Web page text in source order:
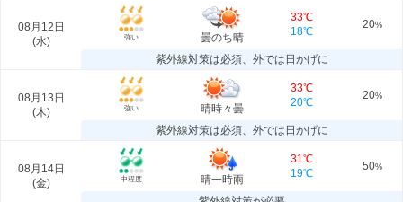
08月12日
(水) 強い 曇のち晴
33℃
18℃
20%
紫外線対策は必須、外では日かげに
08月13日
(木) 強い 晴時々曇
33℃
20℃
20%
紫外線対策は必須、外では日かげに
08月14日
(金) 中程度 晴一時雨
31℃
19℃
50%